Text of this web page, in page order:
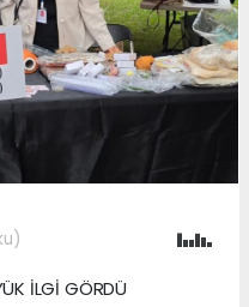
İLGİ GÖRDÜ